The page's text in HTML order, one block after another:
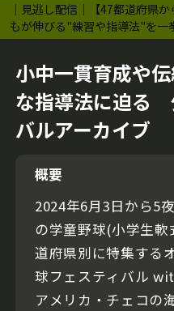
｜見逃し配信｜【47都道府県
もが伸びる"練習や指導法"を一
ル｣
小中一貫育成や
な指導法に迫る
バルアーカイブ
概要
2024年6月3日から5
の学童野球(小学生
道府県別に特集する
球フェスティバル
アメリカ・チェコの